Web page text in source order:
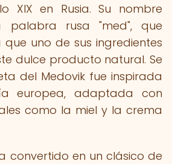
XIX en Rusia. Su nombre
palabra rusa "med", que
que uno de sus ingredientes
dulce producto natural. Se
del Medovik fue inspirada
europea, adaptada con
como la miel y la crema
convertido en un clásico de